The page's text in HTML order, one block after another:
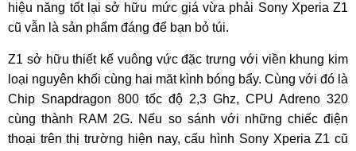
hiệu năng tốt lại sở hữu mức giá vừa phải Sony Xperia Z1
cũ vẫn là sản phẩm đáng để bạn bỏ túi.
Z1 sở hữu thiết kế vuông vức đặc trưng với viền khung kim
loại nguyên khối cùng hai măt kình bóng bẩy. Cùng với đó là
Chip Snapdragon 800 tốc độ 2,3 Ghz, CPU Adreno 320
cùng thành RAM 2G. Nếu so sánh với những chiếc điện
thoại trên thị trường hiện nay, cấu hình Sony Xperia Z1 cũ